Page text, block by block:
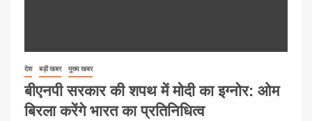
देश बड़ी खबर मुख्य खबर
बीएनपी सरकार की शपथ में मोदी का इग्नोर: ओम
बिरला करेंगे भारत का प्रतिनिधित्व